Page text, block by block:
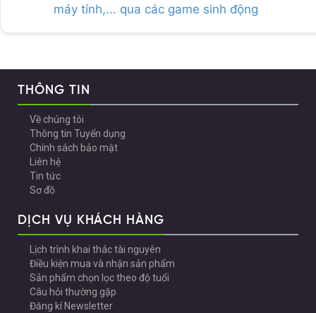
máy tính,... qua các game sinh động
THÔNG TIN
Về chúng tôi
Thông tin Tuyển dụng
Chính sách bảo mật
Liên hệ
Tin tức
Sơ đồ
DỊCH VỤ KHÁCH HÀNG
Lịch trình khai thác tài nguyên
Điều kiện mua và nhận sản phẩm
Sản phẩm chọn lọc theo độ tuổi
Câu hỏi thường gặp
Đăng kí Newsletter